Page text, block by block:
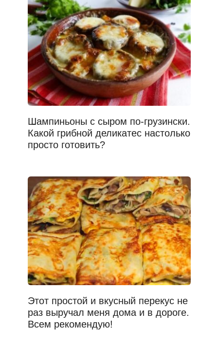
Шампиньоны с сыром по-грузински.
Какой грибной деликатес настолько
просто готовить?
Этот простой и вкусный перекус не
раз выручал меня дома и в дороге.
Всем рекомендую!